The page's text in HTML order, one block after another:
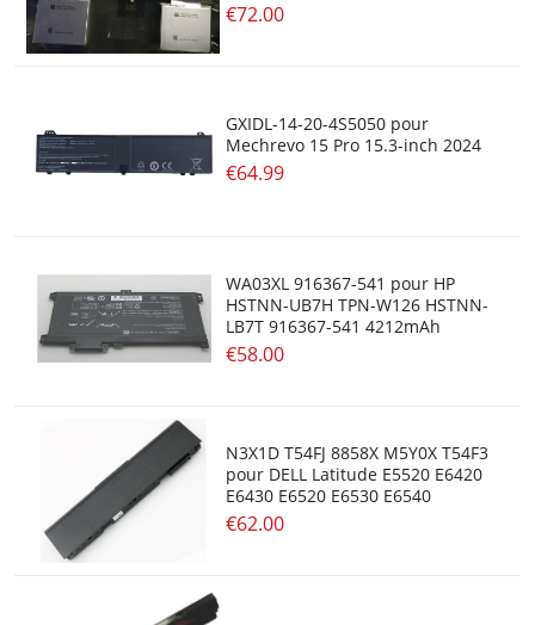
€72.00
GXIDL-14-20-4S5050 pour
Mechrevo 15 Pro 15.3-inch 2024
€64.99
WA03XL 916367-541 pour HP
HSTNN-UB7H TPN-W126 HSTNN-
LB7T 916367-541 4212mAh
€58.00
N3X1D T54FJ 8858X M5Y0X T54F3
pour DELL Latitude E5520 E6420
E6430 E6520 E6530 E6540
€62.00